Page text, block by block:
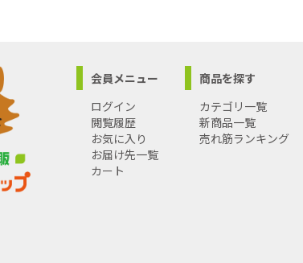
会員メニュー
ログイン
閲覧履歴
お気に入り
お届け先一覧
カート
商品を探す
カテゴリ一覧
新商品一覧
売れ筋ランキング